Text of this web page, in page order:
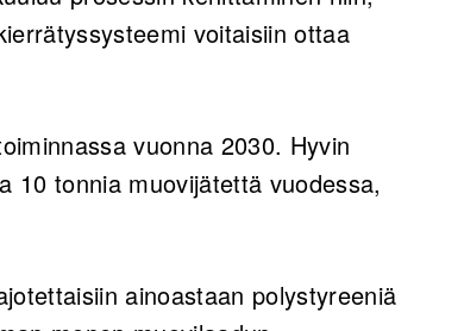
voitaisiin ottaa
vuonna 2030. Hyvin
10 tonnia muovijätettä vuodessa,
ainoastaan polystyreeniä